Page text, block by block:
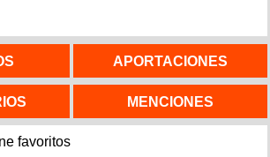
APORTACIONES
MENCIONES
favoritos